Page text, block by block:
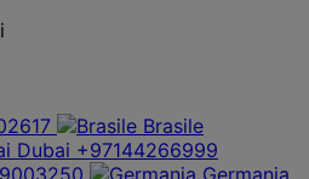
Brasile
Dubai +97144266999
Germania